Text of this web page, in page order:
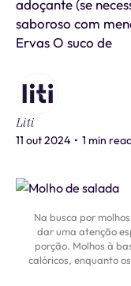
adoçante (se
saboroso com
Ervas O suco de
Liti
11 out 2024 • 1 min
Na busca por
dar uma atenção
porção. Molhos à
calóricos, enquanto